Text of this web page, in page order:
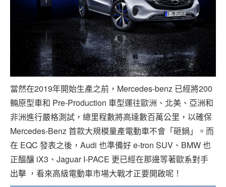
當然在2019年開始生產之前，Mercedes-benz 已經將200
輛原型車和 Pre-Production 車型運往歐洲、北美、亞洲和
非洲進行嚴格測試，總里程數將高達數百萬公里，以確保
Mercedes-Benz 首款大規模量產電動車不會「砸鍋」。而
在 EQC 發表之後，Audi 也準備好 e-tron SUV、BMW 也
正醞釀 iX3、Jaguar I-PACE 更已經在那邊等著歐系對手
出擊 ，看來高級電動車市場大戰才正要開啟呢！